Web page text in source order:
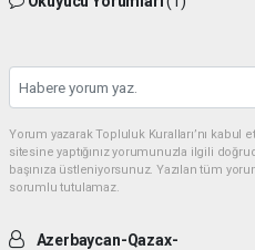
Yorum yazarak Topluluk Kuralları’nı
sitesine yaptığınız yorumunuzla ilgili
başınıza üstleniyorsunuz. Yazılan tüm
sorumlu tutulamaz.
Azerbaycan-Qazax-